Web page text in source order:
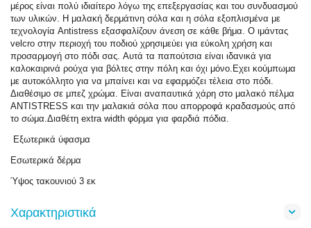
μέρος είναι πολύ ιδιαίτερο λόγω της επεξεργασίας και του συνδυασμού
των υλικών. Η μαλακή δερμάτινη σόλα και η σόλα εξοπλισμένα με
τεχνολογία Antistress εξασφαλίζουν άνεση σε κάθε βήμα. Ο ιμάντας
velcro στην περιοχή του ποδιού χρησιμεύει για εύκολη χρήση και
προσαρμογή στο πόδι σας. Αυτά τα παπούτσια είναι ιδανικά για
καλοκαιρινά ρούχα για βόλτες στην πόλη και όχι μόνο.Εχει κούμπωμα
με αυτοκόλλητο για να μπαίνει και να εφαρμόζει τέλεια στο πόδι.
Διαθέσιμο σε μπεζ χρώμα. Είναι αναπαυτικά χάρη στο μαλακό πέλμα
ANTISTRESS και την μαλακιά σόλα που απορροφά κραδασμούς από
το σώμα.Διαθέτη extra width φόρμα για φαρδιά πόδια.
Εξωτερικά ύφασμα
Εσωτερικά δέρμα
Ύψος τακουνιού 3 εκ
Χαρακτηριστικά